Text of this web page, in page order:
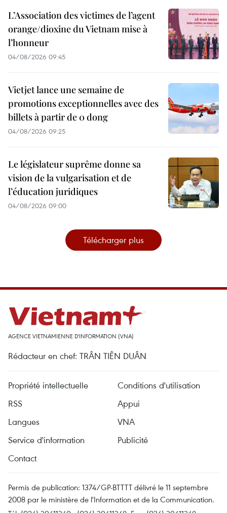
L’Association des victimes de l’agent
orange/dioxine du Vietnam mise à
l’honneur
04/08/2026 09:45
Vietjet lance une semaine de
promotions exceptionnelles avec des
billets à partir de 0 dong
04/08/2026 09:25
Le législateur suprême donne sa
vision de la vulgarisation et de
l’éducation juridiques
04/08/2026 09:00
Télécharger plus
AGENCE VIETNAMIENNE D'INFORMATION (VNA)
Rédacteur en chef: TRÂN TIÊN DUÂN
Propriété intellectuelle
Conditions d'utilisation
RSS
Appui
Langues
VNA
Service d'information
Publicité
Contact
Permis de publication: 1374/GP-BTTTT délivré le 11 septembre
2008 par le ministère de l'Information et de la Communication.